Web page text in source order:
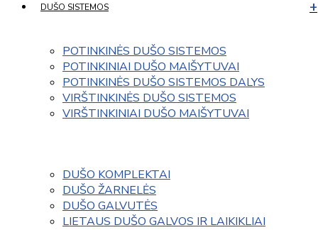
DUŠO SISTEMOS
POTINKINĖS DUŠO SISTEMOS
POTINKINIAI DUŠO MAIŠYTUVAI
POTINKINĖS DUŠO SISTEMOS DALYS
VIRŠTINKINĖS DUŠO SISTEMOS
VIRŠTINKINIAI DUŠO MAIŠYTUVAI
DUŠO KOMPLEKTAI
DUŠO ŽARNELĖS
DUŠO GALVUTĖS
LIETAUS DUŠO GALVOS IR LAIKIKLIAI